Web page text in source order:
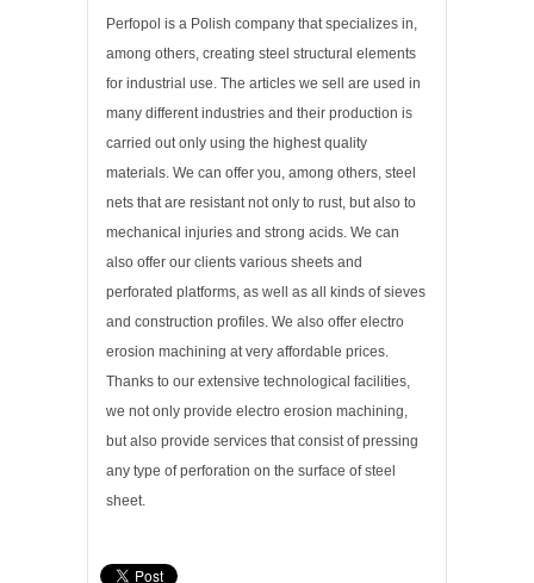
Perfopol is a Polish company that specializes in,
among others, creating steel structural elements
for industrial use. The articles we sell are used in
many different industries and their production is
carried out only using the highest quality
materials. We can offer you, among others, steel
nets that are resistant not only to rust, but also to
mechanical injuries and strong acids. We can
also offer our clients various sheets and
perforated platforms, as well as all kinds of sieves
and construction profiles. We also offer electro
erosion machining at very affordable prices.
Thanks to our extensive technological facilities,
we not only provide electro erosion machining,
but also provide services that consist of pressing
any type of perforation on the surface of steel
sheet.